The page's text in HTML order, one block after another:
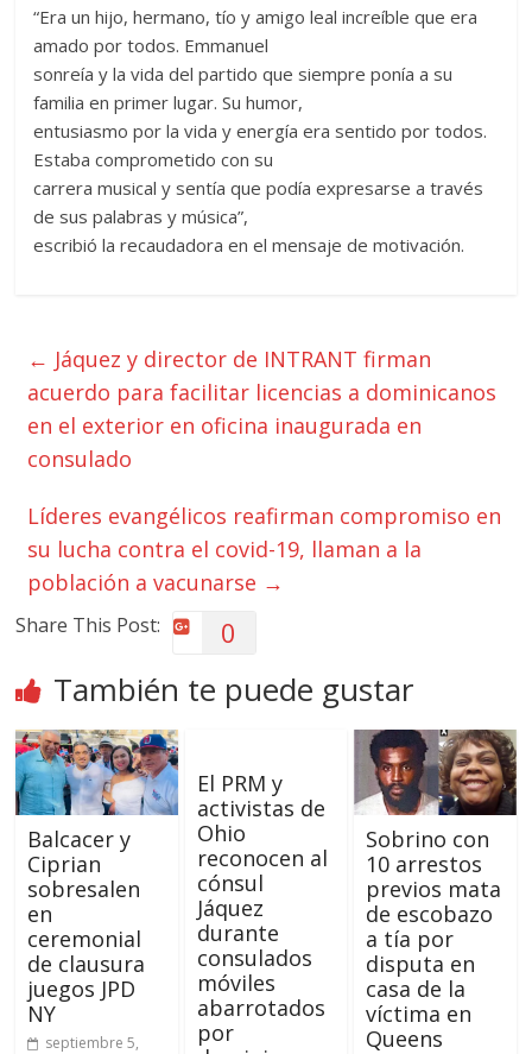
“Era un hijo, hermano, tío y amigo leal increíble que era
amado por todos. Emmanuel
sonreía y la vida del partido que siempre ponía a su
familia en primer lugar. Su humor,
entusiasmo por la vida y energía era sentido por todos.
Estaba comprometido con su
carrera musical y sentía que podía expresarse a través
de sus palabras y música”,
escribió la recaudadora en el mensaje de motivación.
← Jáquez y director de INTRANT firman
acuerdo para facilitar licencias a dominicanos
en el exterior en oficina inaugurada en
consulado
Líderes evangélicos reafirman compromiso en
su lucha contra el covid-19, llaman a la
población a vacunarse →
Share This Post: 0
También te puede gustar
Balcacer y
Ciprian
sobresalen
en
ceremonial
de clausura
juegos JPD
NY
septiembre 5,
El PRM y
activistas de
Ohio
reconocen al
cónsul
Jáquez
durante
consulados
móviles
abarrotados
por
Sobrino con
10 arrestos
previos mata
de escobazo
a tía por
disputa en
casa de la
víctima en
Queens